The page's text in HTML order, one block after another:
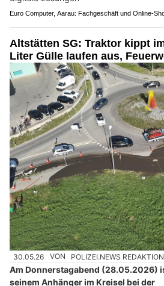
Euro Computer, Aarau: Fachgeschäft und Online-
Altstätten SG: Traktor kippt
Liter Gülle laufen aus,
30.05.26 VON POLIZEI.NEWS REDAKTION
Am Donnerstagabend (28.05.2026)
seinem Anhänger im Kreisel bei der